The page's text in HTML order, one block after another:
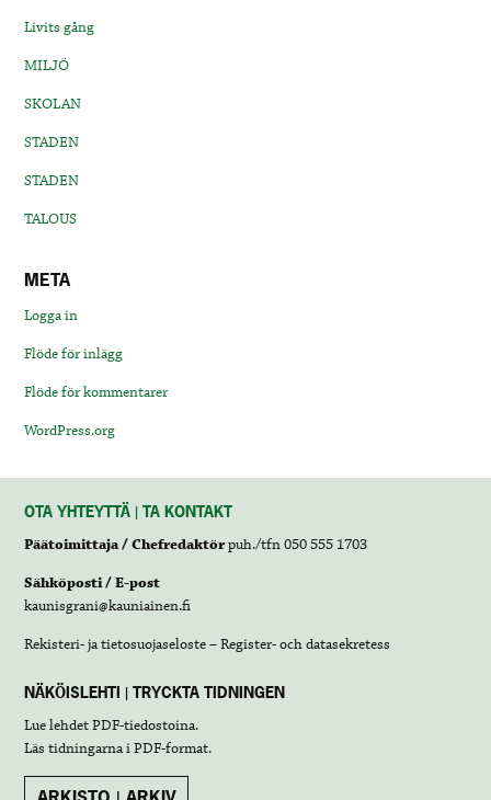
Livits gång
MILJÖ
SKOLAN
STADEN
STADEN
TALOUS
META
Logga in
Flöde för inlägg
Flöde för kommentarer
WordPress.org
OTA YHTEYTTÄ | TA KONTAKT
Päätoimittaja / Chefredaktörpuh./tfn 050 555 1703
Sähköposti / E-post
kaunisgrani@kauniainen.fi
Rekisteri- ja tietosuojaseloste – Register- och datasekretess
NÄKÖISLEHTI | TRYCKTA TIDNINGEN
Lue lehdetPDF-tiedostoina.
Läs tidningarna iPDF-format.